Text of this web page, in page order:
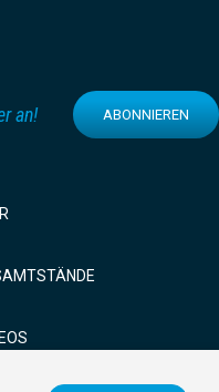
an! ABONNIEREN